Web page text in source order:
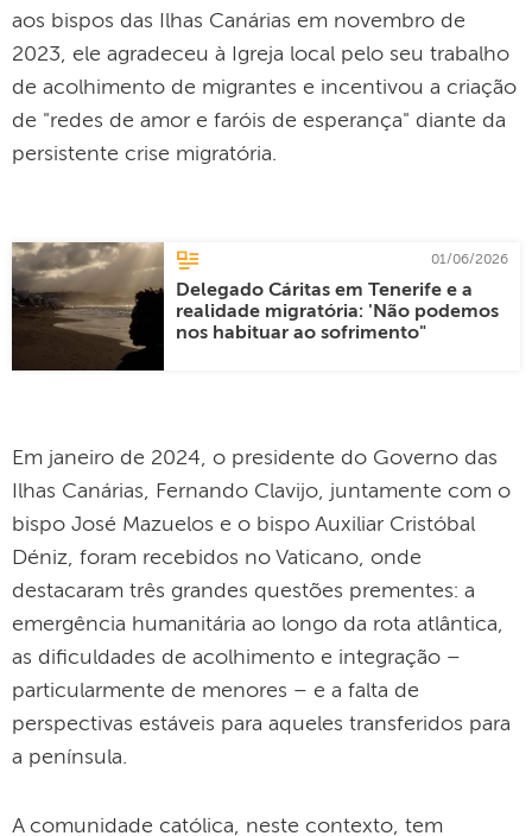
aos bispos das Ilhas Canárias em novembro de
2023, ele agradeceu à Igreja local pelo seu trabalho
de acolhimento de migrantes e incentivou a criação
de "redes de amor e faróis de esperança" diante da
persistente crise migratória.
01/06/2026
Delegado Cáritas em Tenerife e a
realidade migratória: 'Não podemos
nos habituar ao sofrimento"
Em janeiro de 2024, o presidente do Governo das
Ilhas Canárias, Fernando Clavijo, juntamente com o
bispo José Mazuelos e o bispo Auxiliar Cristóbal
Déniz, foram recebidos no Vaticano, onde
destacaram três grandes questões prementes: a
emergência humanitária ao longo da rota atlântica,
as dificuldades de acolhimento e integração –
particularmente de menores – e a falta de
perspectivas estáveis ​​para aqueles transferidos para
a península.
A comunidade católica, neste contexto, tem